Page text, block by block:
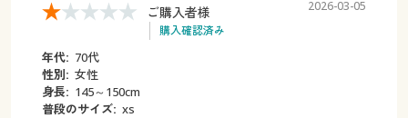
ご購入者様
購入確認済み
2026-03-05
年代: 70代
性別: 女性
身長: 145～150cm
普段のサイズ: xs